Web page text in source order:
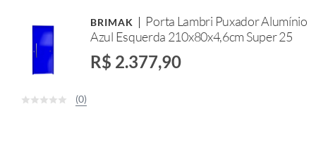
BRIMAK
Porta Lambri Puxador Alumínio
Azul Esquerda 210x80x4,6cm Super 25
R$ 2.377,90
(0)